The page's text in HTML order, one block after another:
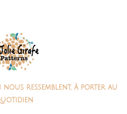
nous ressemblent, à porter au